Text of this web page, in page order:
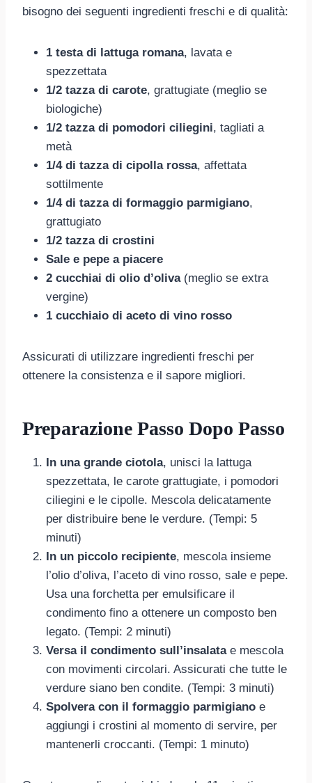
bisogno dei seguenti ingredienti freschi e di qualità:
1 testa di lattuga romana, lavata e
spezzettata
1/2 tazza di carote, grattugiate (meglio se
biologiche)
1/2 tazza di pomodori ciliegini, tagliati a
metà
1/4 di tazza di cipolla rossa, affettata
sottilmente
1/4 di tazza di formaggio parmigiano,
grattugiato
1/2 tazza di crostini
Sale e pepe a piacere
2 cucchiai di olio d’oliva(meglio se extra
vergine)
1 cucchiaio di aceto di vino rosso
Assicurati di utilizzare ingredienti freschi per
ottenere la consistenza e il sapore migliori.
Preparazione Passo Dopo Passo
In una grande ciotola, unisci la lattuga
spezzettata, le carote grattugiate, i pomodori
ciliegini e le cipolle. Mescola delicatamente
per distribuire bene le verdure. (Tempi: 5
minuti)
In un piccolo recipiente, mescola insieme
l’olio d’oliva, l’aceto di vino rosso, sale e pepe.
Usa una forchetta per emulsificare il
condimento fino a ottenere un composto ben
legato. (Tempi: 2 minuti)
Versa il condimento sull’insalatae mescola
con movimenti circolari. Assicurati che tutte le
verdure siano ben condite. (Tempi: 3 minuti)
Spolvera con il formaggio parmigiano e
aggiungi i crostini al momento di servire, per
mantenerli croccanti. (Tempi: 1 minuto)